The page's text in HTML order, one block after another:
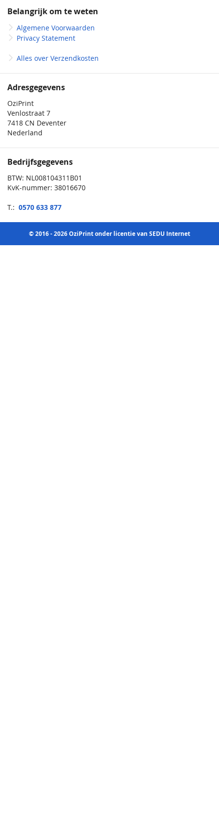
Belangrijk om te weten
Algemene Voorwaarden
Privacy Statement
Alles over Verzendkosten
Adresgegevens
OziPrint
Venlostraat 7
7418 CN Deventer
Nederland
Bedrijfsgegevens
BTW: NL008104311B01
KvK-nummer: 38016670
T.: 0570 633 877
© 2016 - 2026 OziPrint onder licentie van SEDU Internet